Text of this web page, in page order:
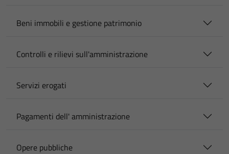
Beni immobili e gestione patrimonio
Controlli e rilievi sull'amministrazione
Servizi erogati
Pagamenti dell' amministrazione
Opere pubbliche